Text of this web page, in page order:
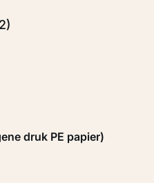
druk PE papier)